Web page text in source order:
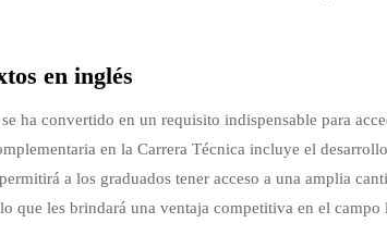
en inglés
ha convertido en un requisito indispensable para
en la Carrera Técnica incluye el
a los graduados tener acceso a una amplia
que les brindará una ventaja competitiva en el campo